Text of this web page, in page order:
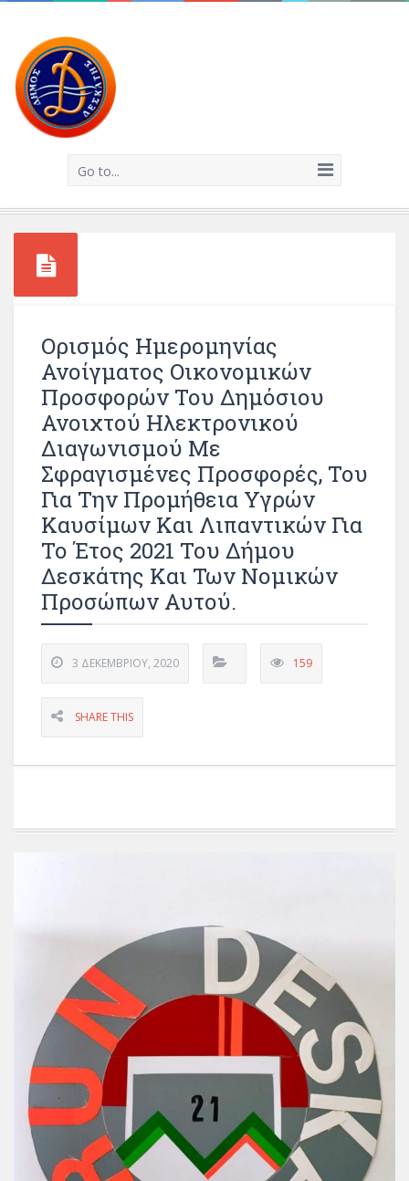
Go to...
Ορισμός Ημερομηνίας
Ανοίγματος Οικονομικών
Προσφορών Του Δημόσιου
Ανοιχτού Ηλεκτρονικού
Διαγωνισμού Με
Σφραγισμένες Προσφορές, Του
Για Την Προμήθεια Υγρών
Καυσίμων Και Λιπαντικών Για
Το Έτος 2021 Του Δήμου
Δεσκάτης Και Των Νομικών
Προσώπων Αυτού.
3 ΔΕΚΕΜΒΡΊΟΥ, 2020 159
SHARE THIS